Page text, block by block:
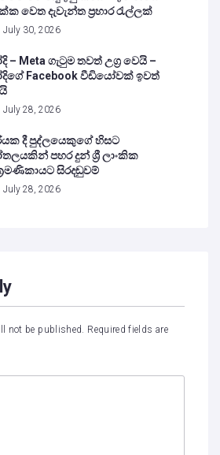
වෙත දැවැන්ත ප්‍රහාර රැල්ලක්
July 30, 2026
– Meta ගැටුම තවත් උග්‍ර වෙයි –
Facebook වීඩියෝවක් ඉවත්
July 28, 2026
දී පුද්ලයෙකුගේ හිසට
පහර දුන් ශ්‍රී ලාංකික
සිරදඬුවම්
July 28, 2026
not be published. Required fields are